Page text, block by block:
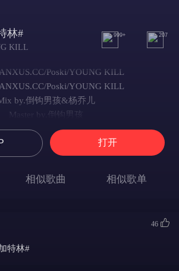
林#
KILL
999+ 207
Poski/YOUNG KILL
Poski/YOUNG KILL
by.倒钩男孩&杨乔儿
Master by.倒钩男孩
封面.多情
@倒钩男孩
你偷走了我的心
她冷的像是冰
我已经改变了所有的规格
还是不愿意放下你的规则
打开
相似歌曲 相似歌单
46
特林#